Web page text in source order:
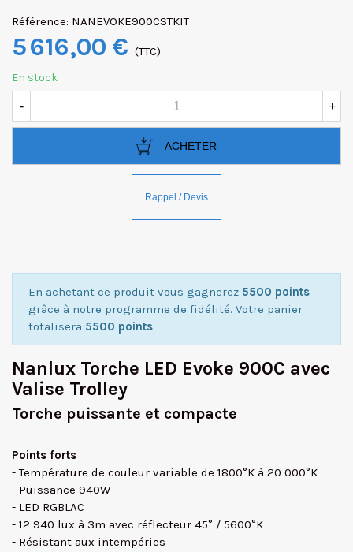
Référence: NANEVOKE900CSTKIT
5 616,00 € (TTC)
En stock
- +
ACHETER
En achetant ce produit vous gagnerez 5500 points
grâce à notre programme de fidélité. Votre panier
totalisera 5500 points.
Nanlux Torche LED Evoke 900C avec
Valise Trolley
Torche puissante et compacte
Points forts
- Température de couleur variable de 1800°K à 20 000°K
- Puissance 940W
- LED RGBLAC
- 12 940 lux à 3m avec réflecteur 45° / 5600°K
- Résistant aux intempéries